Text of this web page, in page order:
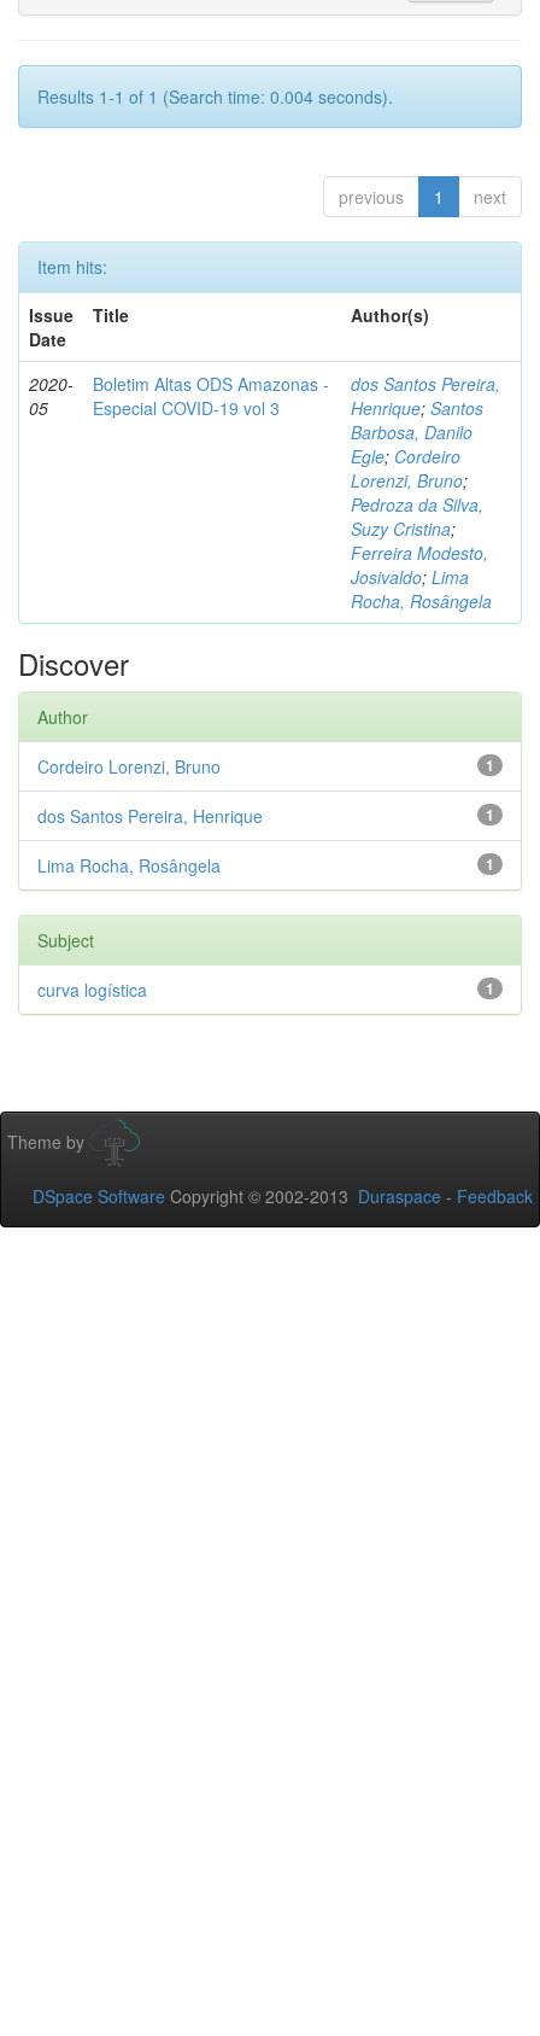
Results 1-1 of 1 (Search time: 0.004 seconds).
previous 1 next
Item hits:
Issue
Date
Title Author(s)
2020-
05
Boletim Altas ODS Amazonas -
Especial COVID-19 vol 3
dos Santos Pereira,
Henrique; Santos
Barbosa, Danilo
Egle; Cordeiro
Lorenzi, Bruno;
Pedroza da Silva,
Suzy Cristina;
Ferreira Modesto,
Josivaldo; Lima
Rocha, Rosângela
Discover
Author
1
Cordeiro Lorenzi, Bruno
1
dos Santos Pereira, Henrique
1
Lima Rocha, Rosângela
Subject
1
curva logística
Theme by
DSpace Software Copyright © 2002-2013 Duraspace - Feedback